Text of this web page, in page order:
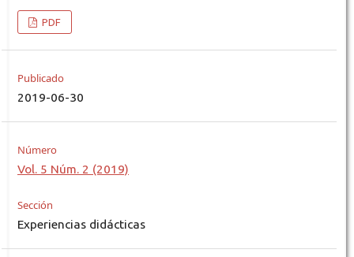
PDF
Publicado
2019-06-30
Número
Vol. 5 Núm. 2 (2019)
Sección
Experiencias didácticas